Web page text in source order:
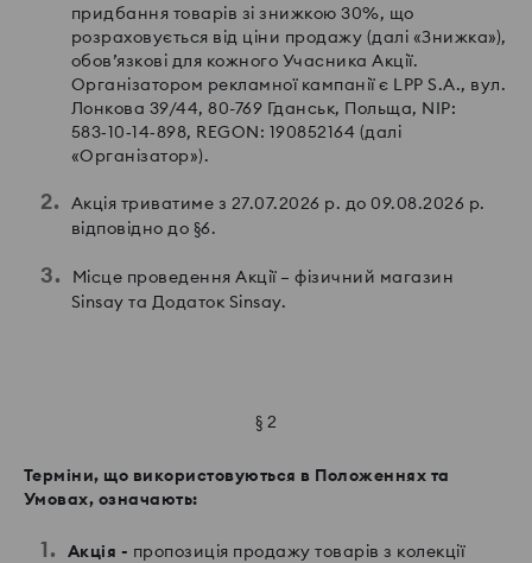
придбання товарів зі знижкою 30%, що
розраховується від ціни продажу (далі «Знижка»),
обов’язкові для кожного Учасника Акції.
Організатором рекламної кампанії є LPP S.A., вул.
Лонкова 39/44, 80-769 Гданськ, Польща, NIP:
583‑10‑14‑898, REGON: 190852164 (далі
«Організатор»).
Акція триватиме з 27.07.2026 р. до 09.08.2026 р.
відповідно до §6.
Місце проведення Акції – фізичний магазин
Sinsay та Додаток Sinsay.
§ 2
Терміни, що використовуються в Положеннях та
Умовах, означають:
Акція - пропозиція продажу товарів з колекції